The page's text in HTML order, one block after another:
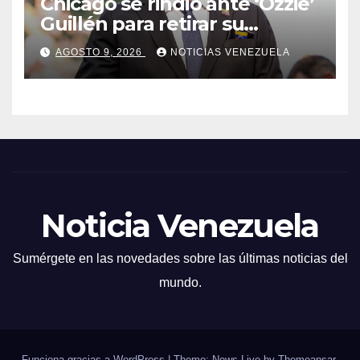
Guillén para retirar su
número
AGOSTO 9, 2026 NOTICIAS VENEZUELA
Noticia Venezuela
Sumérgete en las novedades sobre las últimas noticias del
mundo.